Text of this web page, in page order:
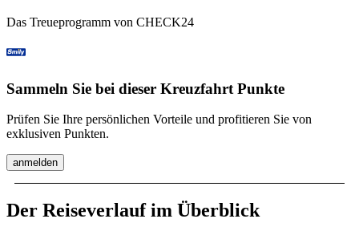
Das Treueprogramm von CHECK24
Sammeln Sie bei dieser Kreuzfahrt Punkte
Prüfen Sie Ihre persönlichen Vorteile und profitieren Sie von
exklusiven Punkten.
anmelden
Der Reiseverlauf im Überblick